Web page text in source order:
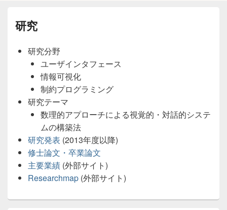
研究
研究分野
ユーザインタフェース
情報可視化
制約プログラミング
研究テーマ
数理的アプローチによる視覚的・対話的システ
ムの構築法
研究発表 (2013年度以降)
修士論文・卒業論文
主要業績 (外部サイト)
Researchmap (外部サイト)